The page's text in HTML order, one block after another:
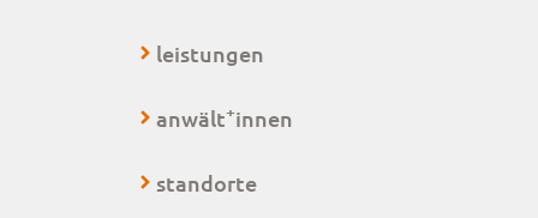
leistungen
anwält+innen
standorte